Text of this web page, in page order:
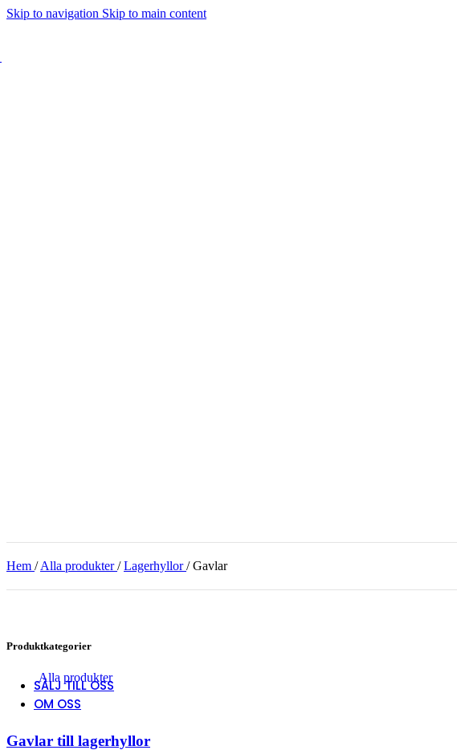
Skip to navigation Skip to main content
Materialhantering
SÄLJ TILL OSS
OM OSS
Hem / Alla produkter/ Lagerhyllor/ Gavlar
Produktkategorier
Alla produkter
Gavlar till lagerhyllor